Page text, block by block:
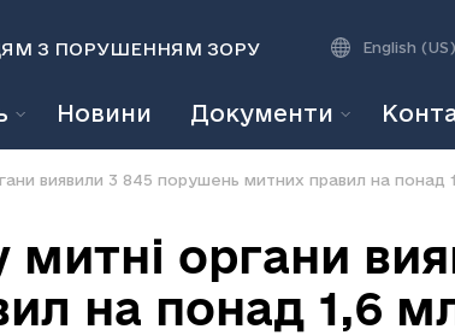
З ПОРУШЕННЯМ ЗОРУ
К К A A A
English (US)
Новини Документи
виявили 3 845 порушень митних правил на понад
митні органи
на понад 1,6